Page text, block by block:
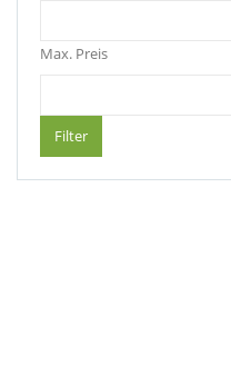
Max. Preis
Filter